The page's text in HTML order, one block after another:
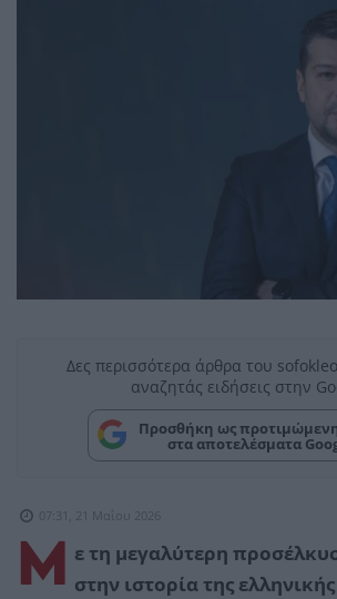
Δες περισσότερα άρθρα του
αναζητάς ειδήσεις στην
Προσθήκη ως
στα αποτελέσματα
07:31, 21 Μαΐου 2026
Μ
ε τη μεγαλύτερη
στην ιστορία της